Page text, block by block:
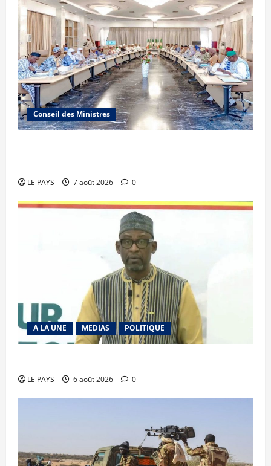
Conseil des Ministres
LE PAYS 7 août 2026 0
A LA UNE MEDIAS POLITIQUE
LE PAYS 6 août 2026 0